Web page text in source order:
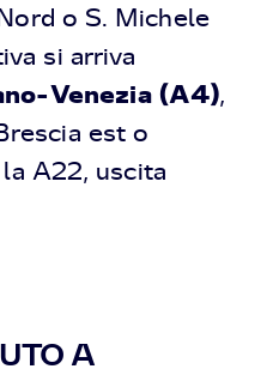
o S. Michele
si arriva
Venezia (A4),
est o
A22, uscita
A